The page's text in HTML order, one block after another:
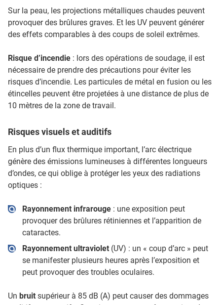
Sur la peau, les projections métalliques chaudes peuvent
provoquer des brûlures graves. Et les UV peuvent générer
des effets comparables à des coups de soleil extrêmes.
Risque d’incendie : lors des opérations de soudage, il est
nécessaire de prendre des précautions pour éviter les
risques d’incendie. Les particules de métal en fusion ou les
étincelles peuvent être projetées à une distance de plus de
10 mètres de la zone de travail.
Risques visuels et auditifs
En plus d’un flux thermique important, l’arc électrique
génère des émissions lumineuses à différentes longueurs
d’ondes, ce qui oblige à protéger les yeux des radiations
optiques :
Rayonnement infrarouge: une exposition peut
provoquer des brûlures rétiniennes et l’apparition de
cataractes.
Rayonnement ultraviolet(UV) : un « coup d’arc » peut
se manifester plusieurs heures après l’exposition et
peut provoquer des troubles oculaires.
Un bruit supérieur à 85 dB (A) peut causer des dommages